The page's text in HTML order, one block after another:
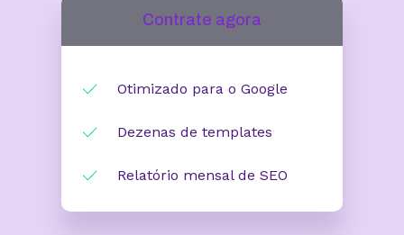
Contrate agora
Otimizado para o Google
Dezenas de templates
Relatório mensal de SEO